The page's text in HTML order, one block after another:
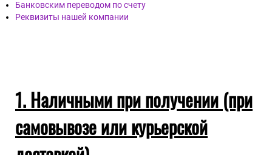
Банковским переводом по счету
Реквизиты нашей компании
1. Наличными при получении (при
самовывозе или курьерской